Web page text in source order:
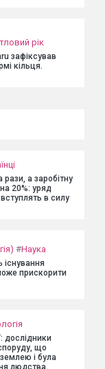
рік
зафіксував
кільця.
рази, а заробітну
20%: уряд
в силу
#Наука
існування
прискорити
дослідники
що
і була
людства.